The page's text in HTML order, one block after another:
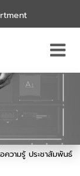
ความรู้ ประชาสัมพันธ์